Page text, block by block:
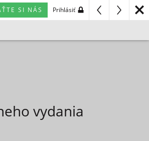
SI NÁS Prihlásiť
vydania